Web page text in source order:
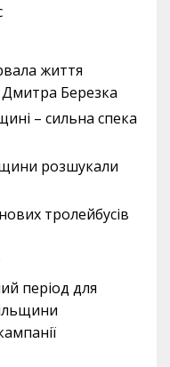
життя
Березка
– сильна спека
розшукали
тролейбусів
період для